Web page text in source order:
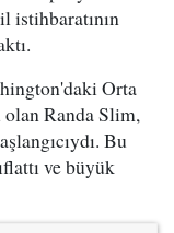
istihbaratının
Orta
Randa Slim,
Bu
ve büyük